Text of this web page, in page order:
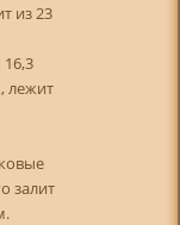
из 23
лежит
залит